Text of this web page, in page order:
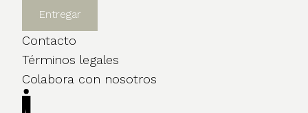
Contacto
Términos legales
Colabora con nosotros